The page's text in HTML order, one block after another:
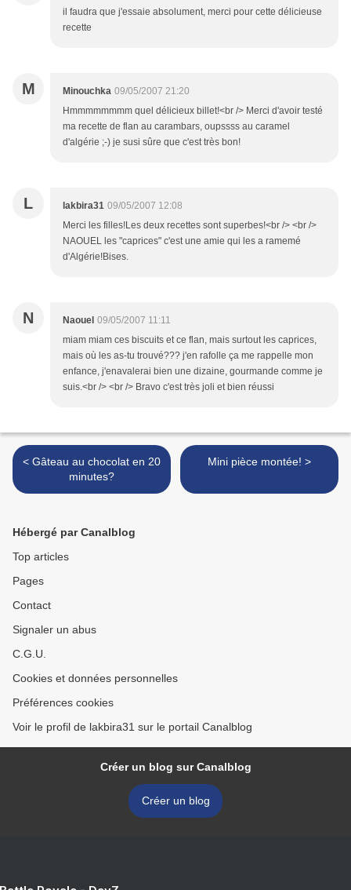
il faudra que j'essaie absolument, merci pour cette délicieuse
recette
M Minouchka 09/05/2007 21:20
Hmmmmmmmm quel délicieux billet!<br /> Merci d'avoir testé
ma recette de flan au carambars, oupssss au caramel
d'algérie ;-) je susi sûre que c'est très bon!
L lakbira31 09/05/2007 12:08
Merci les filles!Les deux recettes sont superbes!<br /> <br />
NAOUEL les "caprices" c'est une amie qui les a ramemé
d'Algérie!Bises.
N Naouel 09/05/2007 11:11
miam miam ces biscuits et ce flan, mais surtout les caprices,
mais où les as-tu trouvé??? j'en rafolle ça me rappelle mon
enfance, j'enavalerai bien une dizaine, gourmande comme je
suis.<br /> <br /> Bravo c'est très joli et bien réussi
< Gâteau au chocolat en 20
minutes?
Mini pièce montée! >
Hébergé par Canalblog
Top articles
Pages
Contact
Signaler un abus
C.G.U.
Cookies et données personnelles
Préférences cookies
Voir le profil de lakbira31 sur le portail Canalblog
Créer un blog sur Canalblog
Créer un blog